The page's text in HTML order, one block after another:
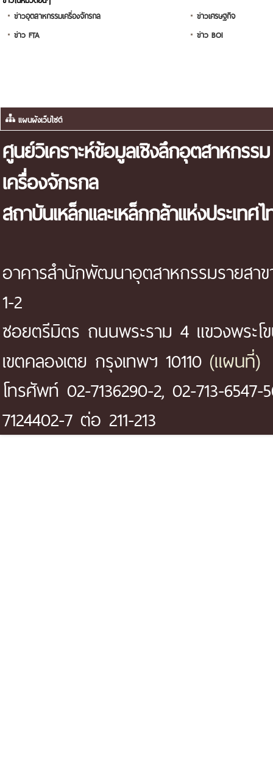
ข่าวอุตสาหกรรมเครื่องจักรกล
ข่าวเศรษฐกิจ
ข่าว FTA
ข่าว BOI
แผนผังเว็บไซต์
ศูนย์วิเคราะห์ข้อมูลเชิงลึกอุตสาหกรรม
เครื่องจักรกล
สถาบันเหล็กและเหล็กกล้าแห่งประเทศ
อาคารสำนักพัฒนาอุตสาหกรรมรายสา
1-2
ซอยตรีมิตร ถนนพระราม 4 แขวงพระโ
เขตคลองเตย กรุงเทพฯ 10110 (แผนที่)
โทรศัพท์ 02-7136290-2, 02-713-6547-
7124402-7 ต่อ 211-213